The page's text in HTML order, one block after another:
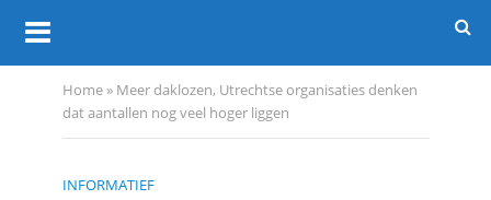
Home» Meer daklozen, Utrechtse organisaties denken
dat aantallen nog veel hoger liggen
INFORMATIEF